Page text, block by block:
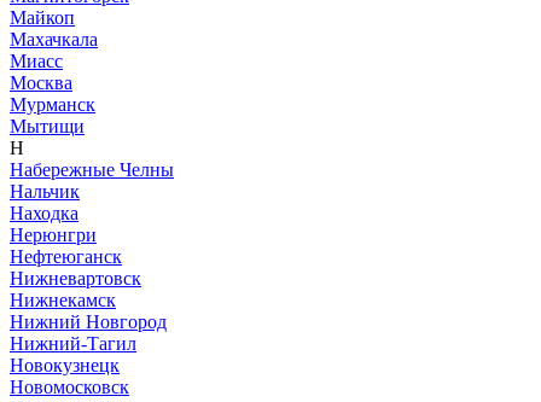
Майкоп
Махачкала
Миасс
Москва
Мурманск
Мытищи
Н
Набережные Челны
Нальчик
Находка
Нерюнгри
Нефтеюганск
Нижневартовск
Нижнекамск
Нижний Новгород
Нижний-Тагил
Новокузнецк
Новомосковск